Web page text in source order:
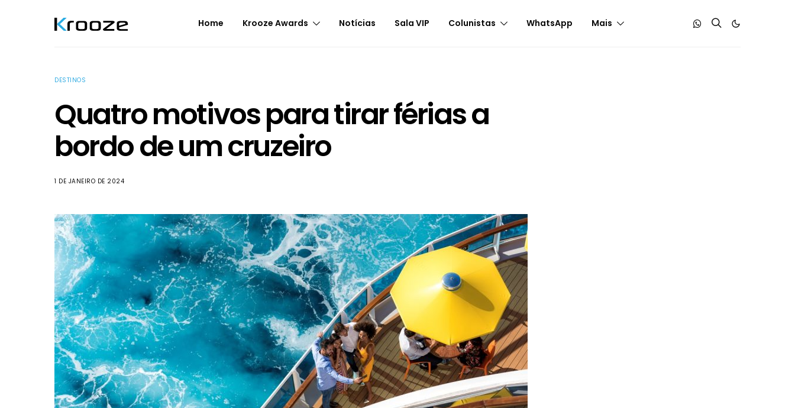
Home Krooze Awards Notícias Sala VIP Colunistas WhatsApp Mais
DESTINOS
Quatro motivos para tirar férias a
bordo de um cruzeiro
1 DE JANEIRO DE 2024